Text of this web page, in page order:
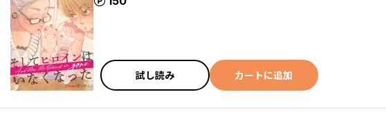
試し読み カートに追加